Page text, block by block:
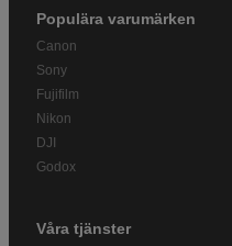
Populära varumärken
Canon
Sony
Fujifilm
Nikon
DJI
Godox
Våra tjänster